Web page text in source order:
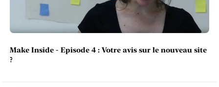
Make Inside - Episode 4 : Votre avis sur le nouveau site
?